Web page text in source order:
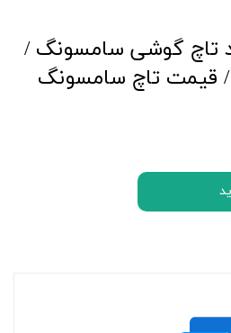
تاچ گوشی سامسونگ /
قیمت تاچ سامسونگ